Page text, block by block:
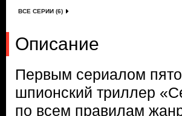
ВСЕ СЕРИИ (6)
Описание
Первым сериалом
шпионский триллер
по всем правилам